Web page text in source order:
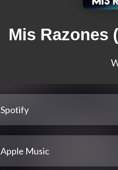
Mis Razones
Spotify
Apple Music